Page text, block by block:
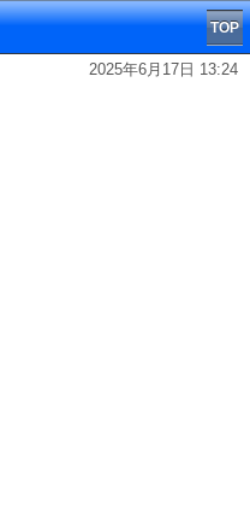
TOP
2025年6月17日 13:24